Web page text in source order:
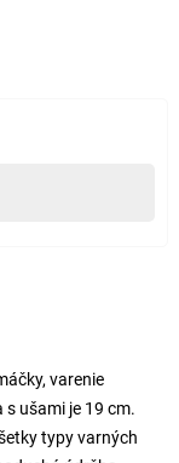
varenie
ušami je 19 cm.
typy varných